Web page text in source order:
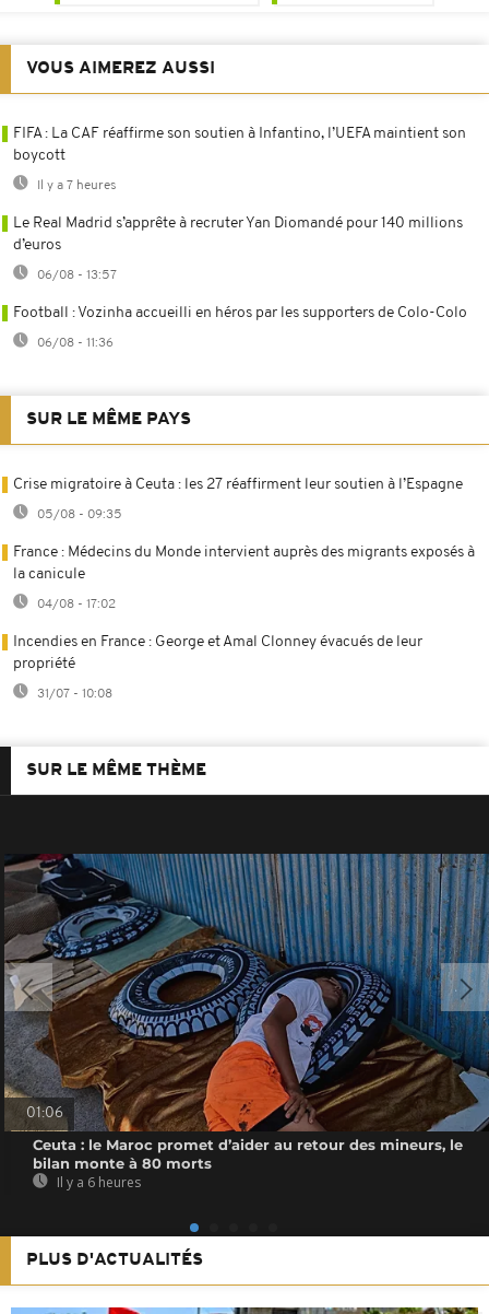
VOUS AIMEREZ AUSSI
FIFA : La CAF réaffirme son soutien à Infantino, l’UEFA maintient son
boycott
Il y a 7 heures
Le Real Madrid s’apprête à recruter Yan Diomandé pour 140 millions
d’euros
06/08 - 13:57
Football : Vozinha accueilli en héros par les supporters de Colo-Colo
06/08 - 11:36
SUR LE MÊME PAYS
Crise migratoire à Ceuta : les 27 réaffirment leur soutien à l’Espagne
05/08 - 09:35
France : Médecins du Monde intervient auprès des migrants exposés à
la canicule
04/08 - 17:02
Incendies en France : George et Amal Clonney évacués de leur
propriété
31/07 - 10:08
SUR LE MÊME THÈME
01:06
Ceuta : le Maroc promet d’aider au retour des mineurs, le
bilan monte à 80 morts
Il y a 6 heures
PLUS D'ACTUALITÉS